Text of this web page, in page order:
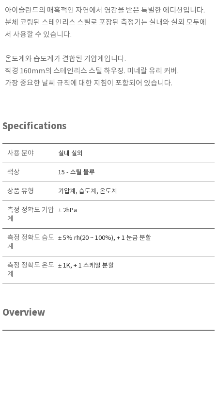
KYORITSU
Martens (GHM Group)
MEIJI TECHNO
MITSUBOSHI
NEW COSMOS
PARTICLE PLUS
PESOLA
Pyxis
RION
RIXEN
SaveCoat
SENSECA
SENTEST
SENTRY
SHINYEI TECHNOLOGY
아이슬란드의 매혹적인 자연에서 영감을 받은 특별한 에디션입니다.
분체 코팅된 스테인리스 스틸로 포장된 측정기는 실내와 실외 모두에
서 사용할 수 있습니다.
온도계와 습도계가 결합된 기압계입니다.
직경 160mm의 스테인리스 스틸 하우징. 미네랄 유리 커버.
가장 중요한 날씨 규칙에 대한 지침이 포함되어 있습니다.
Specifications
사용 분야 실내 실외
색상 15 - 스틸 블루
상품 유형 기압계, 습도계, 온도계
측정 정확도 기압
계
± 2hPa
측정 정확도 습도
계
± 5% rh(20 ~ 100%), + 1 눈금 분할
측정 정확도 온도
계
± 1K, + 1 스케일 분할
Overview